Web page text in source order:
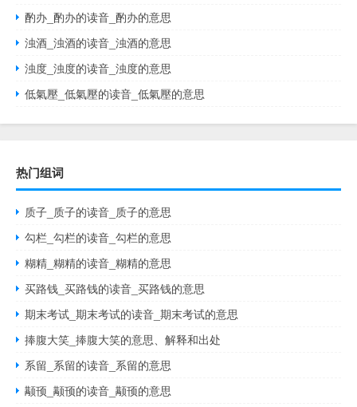
酌办_酌办的读音_酌办的意思
浊酒_浊酒的读音_浊酒的意思
浊度_浊度的读音_浊度的意思
低氣壓_低氣壓的读音_低氣壓的意思
热门组词
质子_质子的读音_质子的意思
勾栏_勾栏的读音_勾栏的意思
糊精_糊精的读音_糊精的意思
买路钱_买路钱的读音_买路钱的意思
期末考试_期末考试的读音_期末考试的意思
捧腹大笑_捧腹大笑的意思、解释和出处
系留_系留的读音_系留的意思
颟顸_颟顸的读音_颟顸的意思